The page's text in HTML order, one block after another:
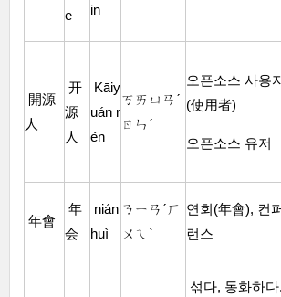
e
in
開源
人
开
源
人
Kāiy
uán r
én
ㄎㄞㄩㄢˊ
ㄖㄣˊ
오픈소스 사용
(使用者)
오픈소스 유저
年會
年
会
nián
huì
ㄋㄧㄢˊㄏ
ㄨㄟˋ
연회(年會), 컨
런스
섞다, 동화하다.